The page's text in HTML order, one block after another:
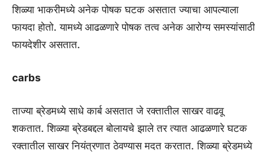
शिळ्या भाकरीमध्ये अनेक पोषक घटक असतात ज्याचा आपल्याला
फायदा होतो. यामध्ये आढळणारे पोषक तत्व अनेक आरोग्य समस्यांसाठी
फायदेशीर असतात.
carbs
ताज्या ब्रेडमध्ये साधे कार्ब असतात जे रक्तातील साखर वाढवू
शकतात. शिळ्या ब्रेडबद्दल बोलायचे झाले तर त्यात आढळणारे घटक
रक्तातील साखर नियंत्रणात ठेवण्यास मदत करतात. शिळ्या ब्रेडमध्ये